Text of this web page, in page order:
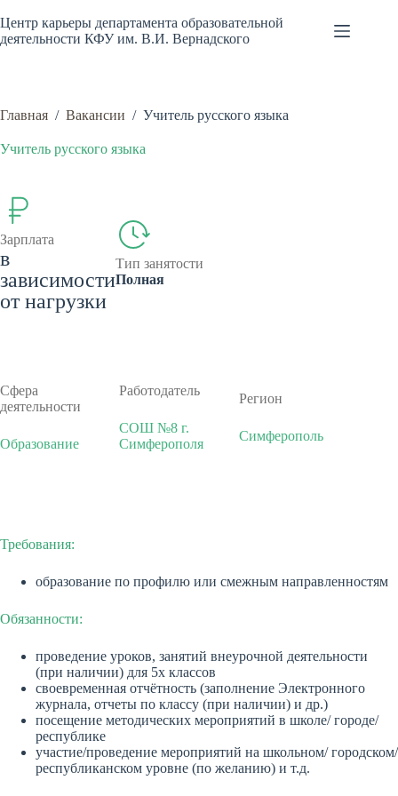
к
сути
Центр карьеры департамента образовательной
деятельности КФУ им. В.И. Вернадского
Главная / Вакансии / Учитель русского языка
Учитель русского языка
Зарплата
в
зависимости
от нагрузки
Тип занятости
Полная
Сфера
деятельности
Образование
Работодатель
СОШ №8 г.
Симферополя
Регион
Симферополь
Требования:
образование по профилю или смежным направленностям
Обязанности:
проведение уроков, занятий внеурочной деятельности
(при наличии) для 5х классов
своевременная отчётность (заполнение Электронного
журнала, отчеты по классу (при наличии) и др.)
посещение методических мероприятий в школе/ городе/
республике
участие/проведение мероприятий на школьном/ городском/
республиканском уровне (по желанию) и т.д.